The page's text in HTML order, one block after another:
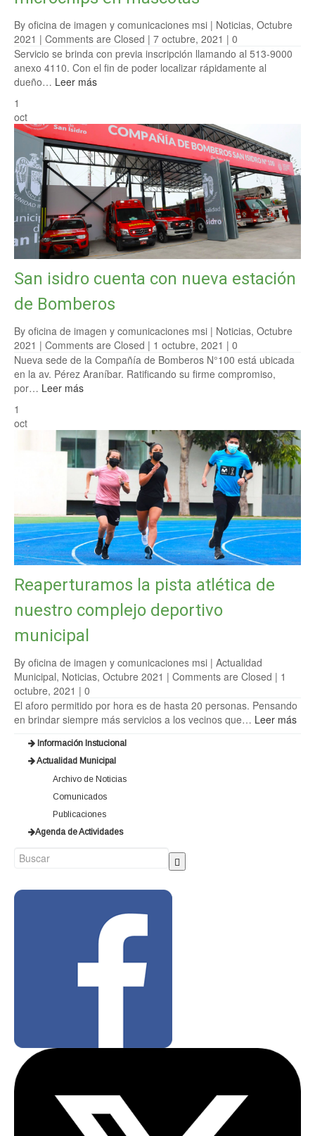
By oficina de imagen y comunicaciones msi | Noticias, Octubre
2021 | Comments are Closed | 7 octubre, 2021 | 0
Servicio se brinda con previa inscripción llamando al 513-9000
anexo 4110. Con el fin de poder localizar rápidamente al
dueño… Leer más
1
oct
San isidro cuenta con nueva estación
de Bomberos
By oficina de imagen y comunicaciones msi | Noticias, Octubre
2021 | Comments are Closed | 1 octubre, 2021 | 0
Nueva sede de la Compañía de Bomberos N°100 está ubicada
en la av. Pérez Araníbar. Ratificando su firme compromiso,
por… Leer más
1
oct
Reaperturamos la pista atlética de
nuestro complejo deportivo
municipal
By oficina de imagen y comunicaciones msi | Actualidad
Municipal, Noticias, Octubre 2021 | Comments are Closed | 1
octubre, 2021 | 0
El aforo permitido por hora es de hasta 20 personas. Pensando
en brindar siempre más servicios a los vecinos que… Leer más
Información Instucional
Actualidad Municipal
Archivo de Noticias
Comunicados
Publicaciones
Agenda de Actividades